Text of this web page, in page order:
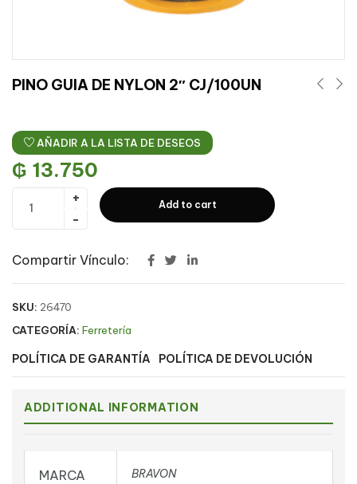
PINO GUIA DE NYLON 2″ CJ/100UN
AÑADIR A LA LISTA DE DESEOS
₲ 13.750
Add to cart
Compartir Vínculo:
SKU: 26470
CATEGORÍA: Ferretería
POLÍTICA DE GARANTÍA POLÍTICA DE DEVOLUCIÓN
ADDITIONAL INFORMATION
MARCA BRAVON